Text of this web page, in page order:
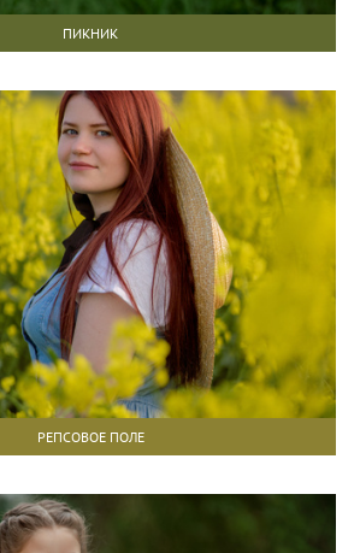
ПИКНИК
РЕПСОВОЕ ПОЛЕ